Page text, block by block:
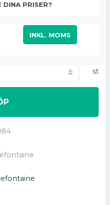
st
DINA PRISER?
INKL. MOMS